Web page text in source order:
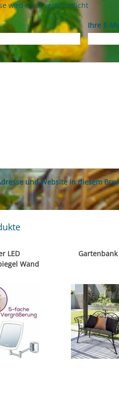
wird nicht veröffentlicht
Ihre E-
und Website in diesem
LED
Wand